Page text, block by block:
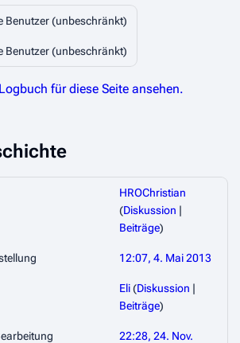
Benutzer (unbeschränkt)
Benutzer (unbeschränkt)
für diese Seite ansehen.
HROChristian
(Diskussion |
Beiträge)
12:07, 4. Mai 2013
Eli(Diskussion |
Beiträge)
22:28, 24. Nov.